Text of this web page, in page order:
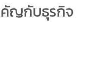
คัญกับธุรกิจ